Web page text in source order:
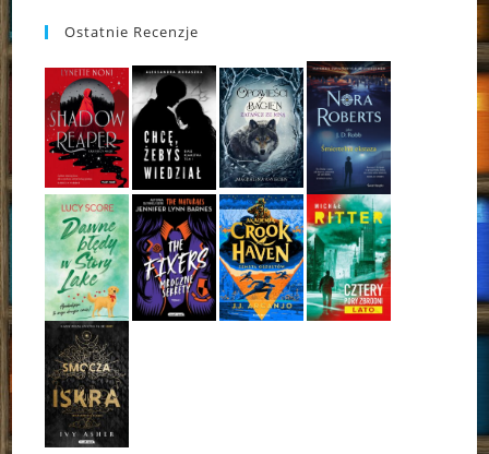
Ostatnie Recenzje